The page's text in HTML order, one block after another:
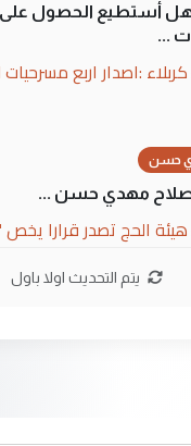
: هل أستطيع الحصول
...
كربلاء :اصدار اربع
حسن
: صلاح مهدي حسن ...
هيئة الحج تصدر قرارا
يتم التحديث اولا باول